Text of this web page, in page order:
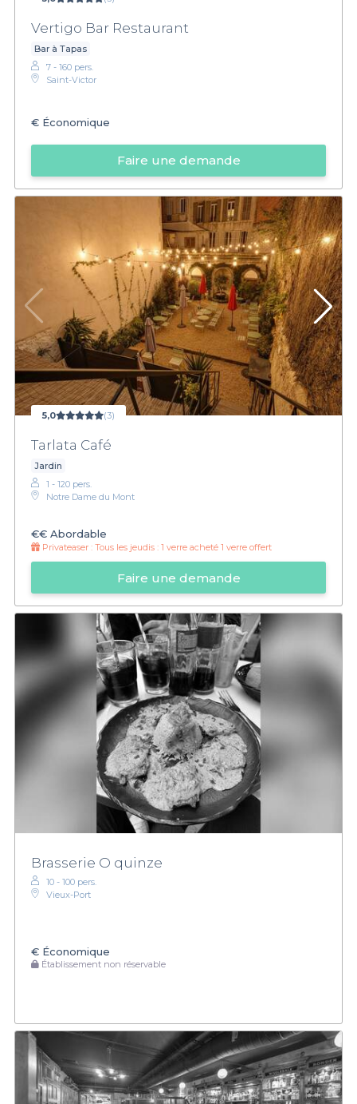
Vertigo Bar Restaurant
Bar à Tapas
7 - 160 pers.
Saint-Victor
€ Économique
Faire une demande
5,0 (3)
Tarlata Café
Jardin
1 - 120 pers.
Notre Dame du Mont
€€ Abordable
Privateaser : Tous les jeudis : 1 verre acheté 1 verre offert
Faire une demande
Brasserie O quinze
10 - 100 pers.
Vieux-Port
€ Économique
Établissement non réservable